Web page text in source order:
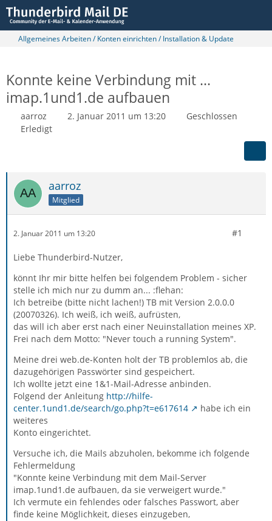
Allgemeines Arbeiten / Konten einrichten / Installation & Update
Konnte keine Verbindung mit ...
imap.1und1.de aufbauen
aarroz 2. Januar 2011 um 13:20
Geschlossen
Erledigt
aarroz
Mitglied
2. Januar 2011 um 13:20 #1
Liebe Thunderbird-Nutzer,
könnt Ihr mir bitte helfen bei folgendem Problem - sicher
stelle ich mich nur zu dumm an... :flehan:
Ich betreibe (bitte nicht lachen!) TB mit Version 2.0.0.0
(20070326). Ich weiß, ich weiß, aufrüsten,
das will ich aber erst nach einer Neuinstallation meines XP.
Frei nach dem Motto: "Never touch a running System".
Meine drei web.de-Konten holt der TB problemlos ab, die
dazugehörigen Passwörter sind gespeichert.
Ich wollte jetzt eine 1&1-Mail-Adresse anbinden.
Folgend der Anleitung http://hilfe-
center.1und1.de/search/go.php?t=e617614
habe ich ein
weiteres
Konto eingerichtet.
Versuche ich, die Mails abzuholen, bekomme ich folgende
Fehlermeldung
"Konnte keine Verbindung mit dem Mail-Server
imap.1und1.de aufbauen, da sie verweigert wurde."
Ich vermute ein fehlendes oder falsches Passwort, aber
finde keine Möglichkeit, dieses einzugeben,